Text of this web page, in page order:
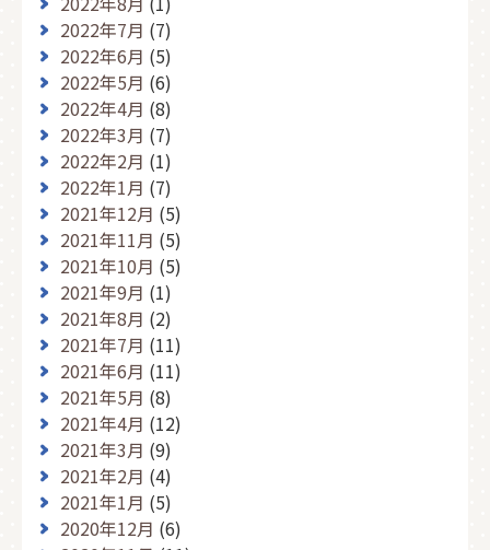
2022年7月 (7)
2022年6月 (5)
2022年5月 (6)
2022年4月 (8)
2022年3月 (7)
2022年2月 (1)
2022年1月 (7)
2021年12月 (5)
2021年11月 (5)
2021年10月 (5)
2021年9月 (1)
2021年8月 (2)
2021年7月 (11)
2021年6月 (11)
2021年5月 (8)
2021年4月 (12)
2021年3月 (9)
2021年2月 (4)
2021年1月 (5)
2020年12月 (6)